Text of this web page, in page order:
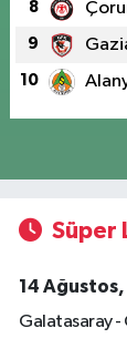
8
9
10
Süper
14 Ağustos,
Galatasaray -